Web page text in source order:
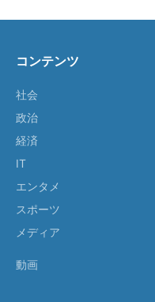
コンテンツ
社会
政治
経済
IT
エンタメ
スポーツ
メディア
動画